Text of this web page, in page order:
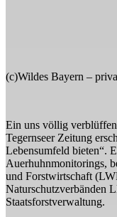
(c)Wildes Bayern –
Ein uns völlig
Tegernseer Zeitung
Lebensumfeld bieten“.
Auerhuhnmonitorings,
und Forstwirtschaft
Naturschutzverbänden
Staatsforstverwaltung.